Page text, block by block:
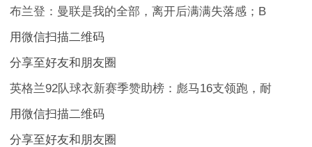
布兰登：曼联是我的全部，离开后满满失落感；B
用微信扫描二维码
分享至好友和朋友圈
英格兰92队球衣新赛季赞助榜：彪马16支领跑，耐
用微信扫描二维码
分享至好友和朋友圈